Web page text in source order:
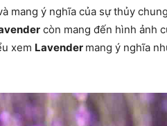
mang ý nghĩa của sự thủy
còn mang đến hình ảnh
xem Lavender mang ý nghĩa